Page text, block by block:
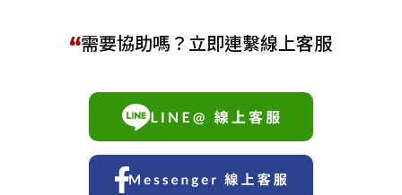
需要協助嗎？立即連繫線上客服